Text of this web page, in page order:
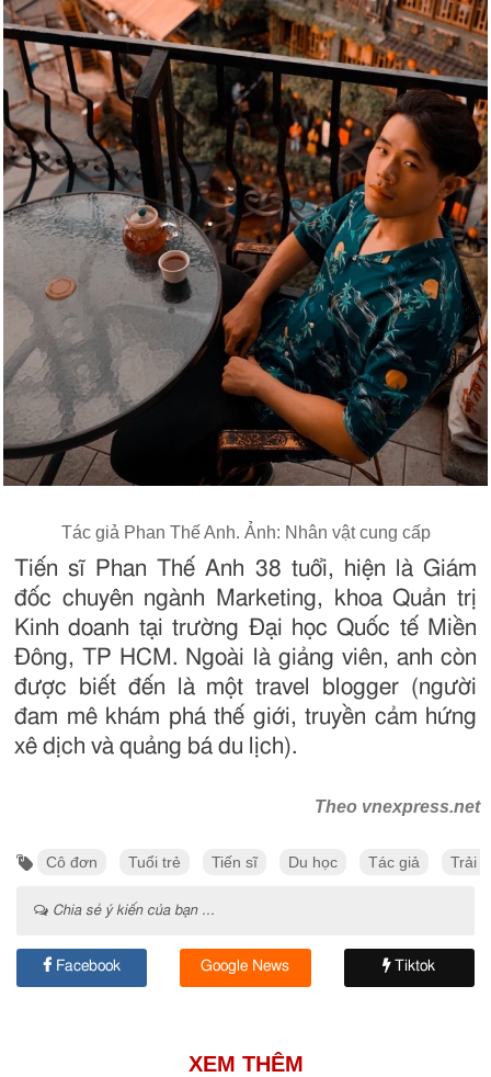
Tác giả Phan Thế Anh. Ảnh: Nhân vật cung cấp
Tiến sĩ Phan Thế Anh 38 tuổi, hiện là Giám
đốc chuyên ngành Marketing, khoa Quản trị
Kinh doanh tại trường Đại học Quốc tế Miền
Đông, TP HCM. Ngoài là giảng viên, anh còn
được biết đến là một travel blogger (người
đam mê khám phá thế giới, truyền cảm hứng
xê dịch và quảng bá du lịch).
Theo vnexpress.net
Cô đơn Tuổi trẻ Tiến sĩ Du học Tác giả Trải
Chia sẻ ý kiến của bạn ...
Facebook Google News Tiktok
XEM THÊM